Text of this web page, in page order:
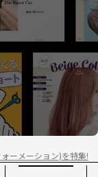
ーメーション)を特集!